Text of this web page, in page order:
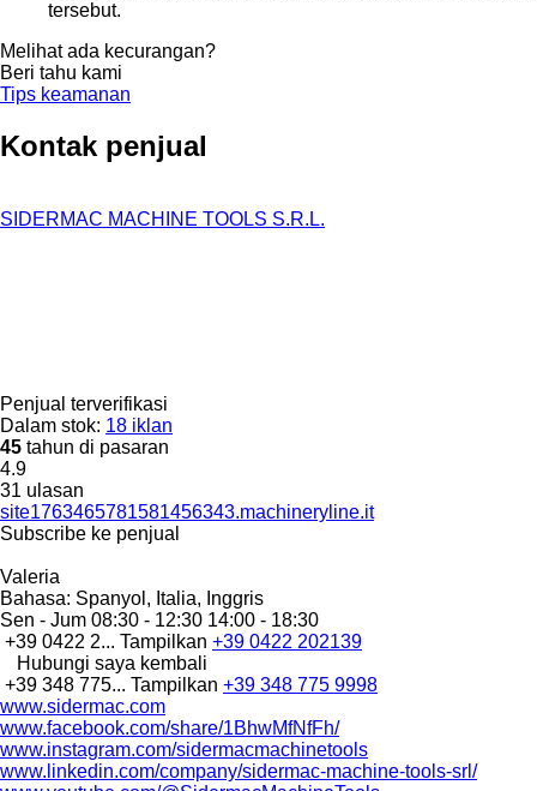
tersebut.
Melihat ada kecurangan?
Beri tahu kami
Tips keamanan
Kontak penjual
SIDERMAC MACHINE TOOLS S.R.L.
Penjual terverifikasi
Dalam stok: 18 iklan
45 tahun di pasaran
4.9
31 ulasan
site1763465781581456343.machineryline.it
Subscribe ke penjual
Valeria
Bahasa: Spanyol, Italia, Inggris
Sen - Jum 08:30 - 12:30 14:00 - 18:30
+39 0422 2... Tampilkan +39 0422 202139
Hubungi saya kembali
+39 348 775... Tampilkan +39 348 775 9998
www.sidermac.com
www.facebook.com/share/1BhwMfNfFh/
www.instagram.com/sidermacmachinetools
www.linkedin.com/company/sidermac-machine-tools-srl/